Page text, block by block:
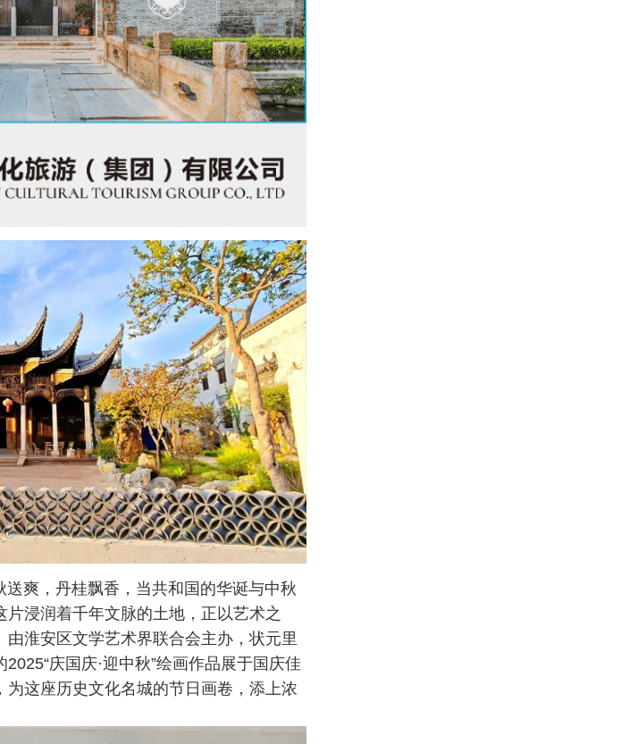
爽，丹桂飘香，当共和国的华诞与中秋
浸润着千年文脉的土地，正以艺术之
淮安区文学艺术界联合会主办，状元里
庆国庆·迎中秋”绘画作品展于国庆佳
这座历史文化名城的节日画卷，添上浓